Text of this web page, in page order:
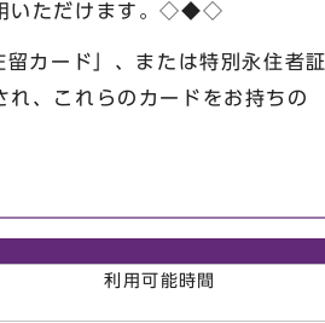
いただけます。◇◆◇
カード」、または特別永住者証
、これらのカードをお持ちの
利用可能時間